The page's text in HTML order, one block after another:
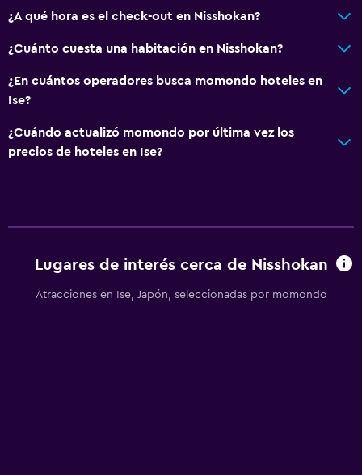
¿A qué hora es el check-out en Nisshokan?
¿Cuánto cuesta una habitación en Nisshokan?
¿En cuántos operadores busca momondo hoteles en
Ise?
¿Cuándo actualizó momondo por última vez los
precios de hoteles en Ise?
Lugares de interés cerca de Nisshokan
Atracciones en Ise, Japón, seleccionadas por momondo